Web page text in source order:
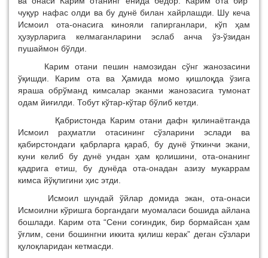
чуқур нафас олди ва бу дунё билан хайрлашди. Шу кеча
Исмоил ота-онасига кинояли гапирганлари, кўп ҳам
ҳузурларига келмаганларини эслаб анча ўз-ўзидан
пушаймон бўлди.
Карим отани пешин намозидан сўнг жанозасини
ўқишди. Карим ота ва Ҳамида момо қишлоқда ўзига
яраша обрўманд кимсалар эканми жанозасига тумонат
одам йиғилди. Тобут кўтар-кўтар бўлиб кетди.
Қабристонда Карим отани дафн қилинаётганда
Исмоил раҳматли отасининг сўзларини эслади ва
қабирстондаги қабрларга қараб, бу дунё ўткинчи экани,
куни келиб бу дунё ундан ҳам қолишини, ота-онанинг
қадрига етиш, бу дунёда ота-онадан азизу мукаррам
кимса йўқлигини ҳис этди.
Исмоил шундай ўйлар домида экан, ота-онаси
Исмоилни кўришга боргандаги муомаласи бошида айлана
бошлади. Карим ота “Сени соғиндик, бир бормайсан ҳам
ўғлим, сени бошингни иккита қилиш керак” деган сўзлари
қулоқларидан кетмасди.